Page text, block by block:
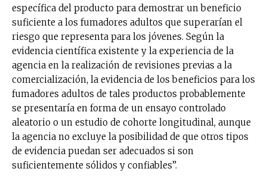
específica del producto para demostrar un beneficio
suficiente a los fumadores adultos que superarían el
riesgo que representa para los jóvenes. Según la
evidencia científica existente y la experiencia de la
agencia en la realización de revisiones previas a la
comercialización, la evidencia de los beneficios para los
fumadores adultos de tales productos probablemente
se presentaría en forma de un ensayo controlado
aleatorio o un estudio de cohorte longitudinal, aunque
la agencia no excluye la posibilidad de que otros tipos
de evidencia puedan ser adecuados si son
suficientemente sólidos y confiables”.